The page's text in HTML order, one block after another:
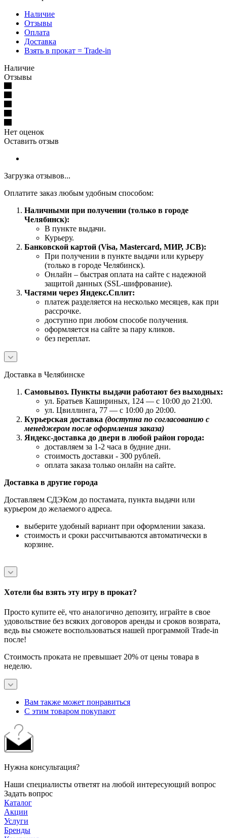
Наличие
Отзывы
Оплата
Доставка
Взять в прокат = Trade-in
Наличие
Отзывы
Нет оценок
Оставить отзыв
Загрузка отзывов...
Оплатите заказ любым удобным способом:
Наличными при получении (только в городе
Челябинск):
В пункте выдачи.
Курьеру.
Банковской картой (Visa, Mastercard, МИР, JCB):
При получении в пункте выдачи или курьеру
(только в городе Челябинск).
Онлайн – быстрая оплата на сайте с надежной
защитой данных (SSL-шифрование).
Частями через Яндекс.Сплит:
платеж разделяется на несколько месяцев, как при
рассрочке.
доступно при любом способе получения.
оформляется на сайте за пару кликов.
без переплат.
Доставка в Челябинске
Самовывоз. Пункты выдачи работают без выходных:
ул. Братьев Кашириных, 124 — с 10:00 до 21:00.
ул. Цвиллинга, 77 — с 10:00 до 20:00.
Курьерская доставка (доступна по согласованию с
менеджером после оформления заказа)
Яндекс-доставка до двери в любой район города:
доставляем за 1-2 часа в будние дни.
стоимость доставки - 300 рублей.
оплата заказа только онлайн на сайте.
Доставка в другие города
Доставляем СДЭКом до постамата, пункта выдачи или
курьером до желаемого адреса.
выберите удобный вариант при оформлении заказа.
стоимость и сроки рассчитываются автоматически в
корзине.
Хотели бы взять эту игру в прокат?
Просто купите её, что аналогично депозиту, играйте в свое
удовольствие без всяких договоров аренды и сроков возврата,
ведь вы сможете воспользоваться нашей программой Trade-in
после!
Стоимость проката не превышает 20% от цены товара в
неделю.
Вам также может понравиться
С этим товаром покупают
Нужна консультация?
Наши специалисты ответят на любой интересующий вопрос
Задать вопрос
Каталог
Акции
Услуги
Бренды